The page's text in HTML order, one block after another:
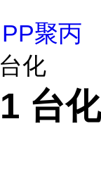
PP聚丙
化
台化